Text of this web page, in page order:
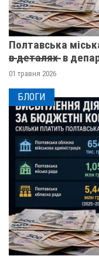
Полтавська
в̶ ̶д̶е̶т̶а̶л̶я̶х̶ ̶ в
01 травня 2026
БЛОГИ